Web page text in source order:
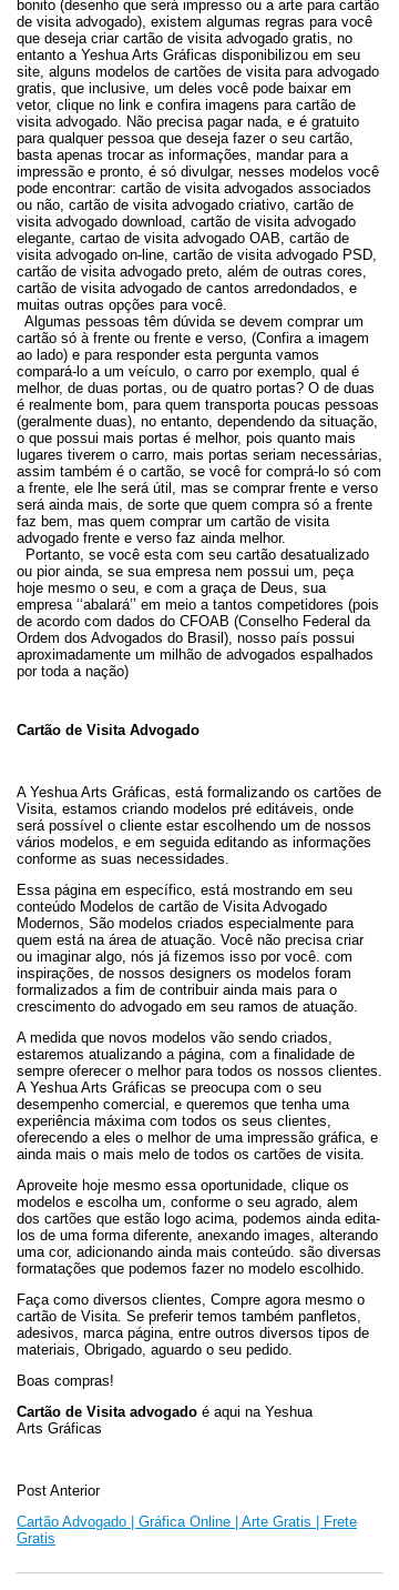
bonito (desenho que será impresso ou a arte para cartão
de visita advogado), existem algumas regras para você
que deseja criar cartão de visita advogado gratis, no
entanto a Yeshua Arts Gráficas disponibilizou em seu
site, alguns modelos de cartões de visita para advogado
gratis, que inclusive, um deles você pode baixar em
vetor, clique no link e confira imagens para cartão de
visita advogado. Não precisa pagar nada, e é gratuito
para qualquer pessoa que deseja fazer o seu cartão,
basta apenas trocar as informações, mandar para a
impressão e pronto, é só divulgar, nesses modelos você
pode encontrar: cartão de visita advogados associados
ou não, cartão de visita advogado criativo, cartão de
visita advogado download, cartão de visita advogado
elegante, cartao de visita advogado OAB, cartão de
visita advogado on-line, cartão de visita advogado PSD,
cartão de visita advogado preto, além de outras cores,
cartão de visita advogado de cantos arredondados, e
muitas outras opções para você.
Algumas pessoas têm dúvida se devem comprar um
cartão só à frente ou frente e verso, (Confira a imagem
ao lado) e para responder esta pergunta vamos
compará-lo a um veículo, o carro por exemplo, qual é
melhor, de duas portas, ou de quatro portas? O de duas
é realmente bom, para quem transporta poucas pessoas
(geralmente duas), no entanto, dependendo da situação,
o que possui mais portas é melhor, pois quanto mais
lugares tiverem o carro, mais portas seriam necessárias,
assim também é o cartão, se você for comprá-lo só com
a frente, ele lhe será útil, mas se comprar frente e verso
será ainda mais, de sorte que quem compra só a frente
faz bem, mas quem comprar um cartão de visita
advogado frente e verso faz ainda melhor.
Portanto, se você esta com seu cartão desatualizado
ou pior ainda, se sua empresa nem possui um, peça
hoje mesmo o seu, e com a graça de Deus, sua
empresa ‘‘abalará’’ em meio a tantos competidores (pois
de acordo com dados do CFOAB (Conselho Federal da
Ordem dos Advogados do Brasil), nosso país possui
aproximadamente um milhão de advogados espalhados
por toda a nação)
Cartão de Visita Advogado
A Yeshua Arts Gráficas, está formalizando os cartões de
Visita, estamos criando modelos pré editáveis, onde
será possível o cliente estar escolhendo um de nossos
vários modelos, e em seguida editando as informações
conforme as suas necessidades.
Essa página em específico, está mostrando em seu
conteúdo Modelos de cartão de Visita Advogado
Modernos, São modelos criados especialmente para
quem está na área de atuação. Você não precisa criar
ou imaginar algo, nós já fizemos isso por você. com
inspirações, de nossos designers os modelos foram
formalizados a fim de contribuir ainda mais para o
crescimento do advogado em seu ramos de atuação.
A medida que novos modelos vão sendo criados,
estaremos atualizando a página, com a finalidade de
sempre oferecer o melhor para todos os nossos clientes.
A Yeshua Arts Gráficas se preocupa com o seu
desempenho comercial, e queremos que tenha uma
experiência máxima com todos os seus clientes,
oferecendo a eles o melhor de uma impressão gráfica, e
ainda mais o mais melo de todos os cartões de visita.
Aproveite hoje mesmo essa oportunidade, clique os
modelos e escolha um, conforme o seu agrado, alem
dos cartões que estão logo acima, podemos ainda edita-
los de uma forma diferente, anexando images, alterando
uma cor, adicionando ainda mais conteúdo. são diversas
formatações que podemos fazer no modelo escolhido.
Faça como diversos clientes, Compre agora mesmo o
cartão de Visita. Se preferir temos também panfletos,
adesivos, marca página, entre outros diversos tipos de
materiais, Obrigado, aguardo o seu pedido.
Boas compras!
Cartão de Visita advogado é aqui na Yeshua
Arts Gráficas
Post Anterior
Cartão Advogado | Gráfica Online | Arte Gratis | Frete
Gratis